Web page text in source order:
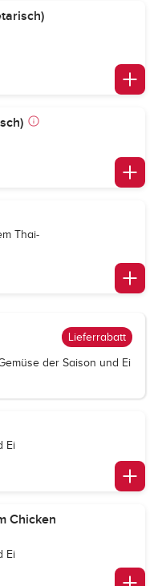
Thai-
Lieferrabatt
der Saison und Ei
Ei
Chicken
Ei